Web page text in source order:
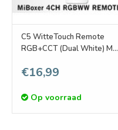
C5 WitteTouch Remote
RGB+CCT (Dual White) Mi-
kanalen
€16,99
Op voorraad